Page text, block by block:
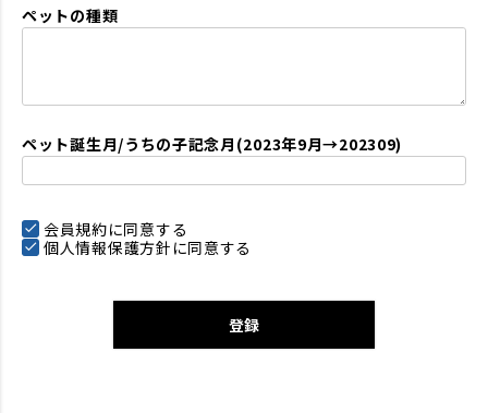
ペットの種類
ペット誕生月/うちの子記念月(2023年9月→202309)
会員規約に同意する
個人情報保護方針 に同意する
登録